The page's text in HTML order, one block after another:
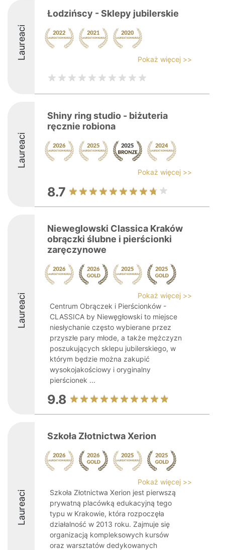
Laureaci
Łodzińscy - Sklepy jubilerskie
Pokaż więcej >>
Laureaci
Shiny ring studio - biżuteria
ręcznie robiona
Pokaż więcej >>
8.7
Laureaci
Nieweglowski Classica Kraków
obrączki ślubne i pierścionki
zaręczynowe
Pokaż więcej >>
Centrum Obrączek i Pierścionków -
CLASSICA by Niewęgłowski to miejsce
niesłychanie często wybierane przez
przyszłe pary młode, a także mężczyzn
poszukujących sklepu jubilerskiego, w
którym będzie można zakupić
wysokojakościowy i oryginalny
pierścionek ...
9.8
Laureaci
Szkoła Złotnictwa Xerion
Pokaż więcej >>
Szkoła Złotnictwa Xerion jest pierwszą
prywatną placówką edukacyjną tego
typu w Krakowie, która rozpoczęła
działalność w 2013 roku. Zajmuje się
organizacją kompleksowych kursów
oraz warsztatów dedykowanych